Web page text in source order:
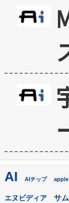
AI AIチップ apple
エヌビディア サ